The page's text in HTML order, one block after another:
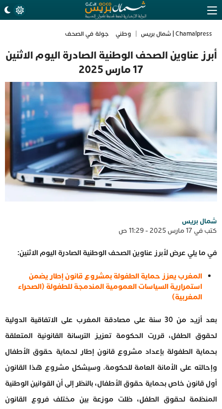
Chamalpress | شمال بريس وطني جولة في الصحف
أبرز عناوين الصحف الوطنية الصادرة اليوم الاثنين
17 مارس 2025
شمال بريس
كتب في 17 مارس 2025 - 11:29 ص
في ما يلي عرض لأبرز عناوين الصحف الوطنية الصادرة اليوم الاثنين:
المغرب يعزز حماية الطفولة بمشروع قانون إطار يضمن
استمرارية السياسات العمومية المندمجة للطفولة (الصحراء
المغربية)
بعد أزيد من 30 سنة على مصادقة المغرب على الاتفاقية الدولية
لحقوق الطفل، قررت الحكومة تعزيز الترسانة القانونية المتعلقة
بحماية الطفولة بإعداد مشروع قانون إطار لحماية حقوق الأطفال
وإحالته على الأمانة العامة للحكومة. وسيشكل مشروع هذا القانون
أول قانون خاص بحماية حقوق الأطفال، بالنظر إلى أن القوانين الوطنية
المنظمة لحقوق الطفل، ظلت موزعة بين مختلف فروع القانون